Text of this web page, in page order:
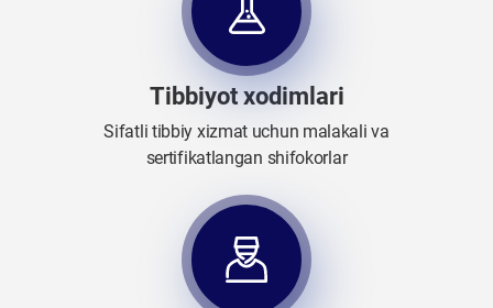
Tibbiyot xodimlari
Sifatli tibbiy xizmat uchun malakali va
sertifikatlangan shifokorlar